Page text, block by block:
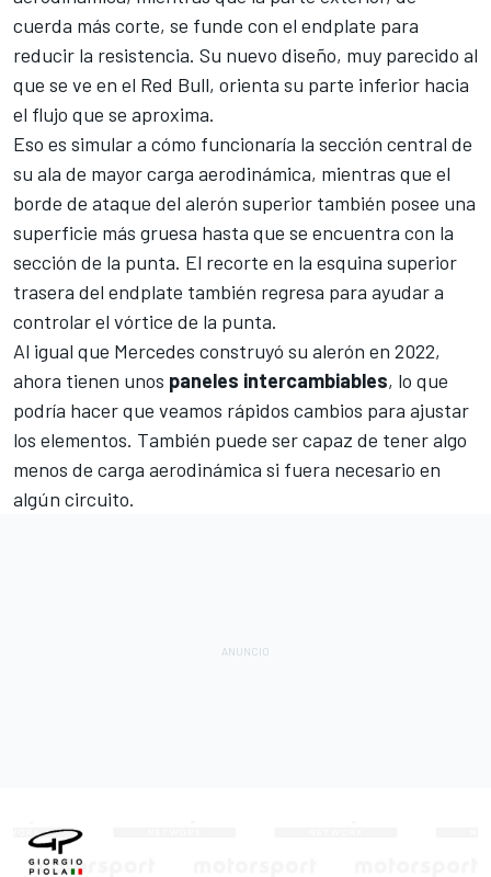
cuerda más corte, se funde con el endplate para
reducir la resistencia. Su nuevo diseño, muy parecido al
que se ve en el Red Bull, orienta su parte inferior hacia
el flujo que se aproxima.
Eso es simular a cómo funcionaría la sección central de
su ala de mayor carga aerodinámica, mientras que el
borde de ataque del alerón superior también posee una
superficie más gruesa hasta que se encuentra con la
sección de la punta. El recorte en la esquina superior
trasera del endplate también regresa para ayudar a
controlar el vórtice de la punta.
Al igual que Mercedes construyó su alerón en 2022,
ahora tienen unos paneles intercambiables, lo que
podría hacer que veamos rápidos cambios para ajustar
los elementos. También puede ser capaz de tener algo
menos de carga aerodinámica si fuera necesario en
algún circuito.